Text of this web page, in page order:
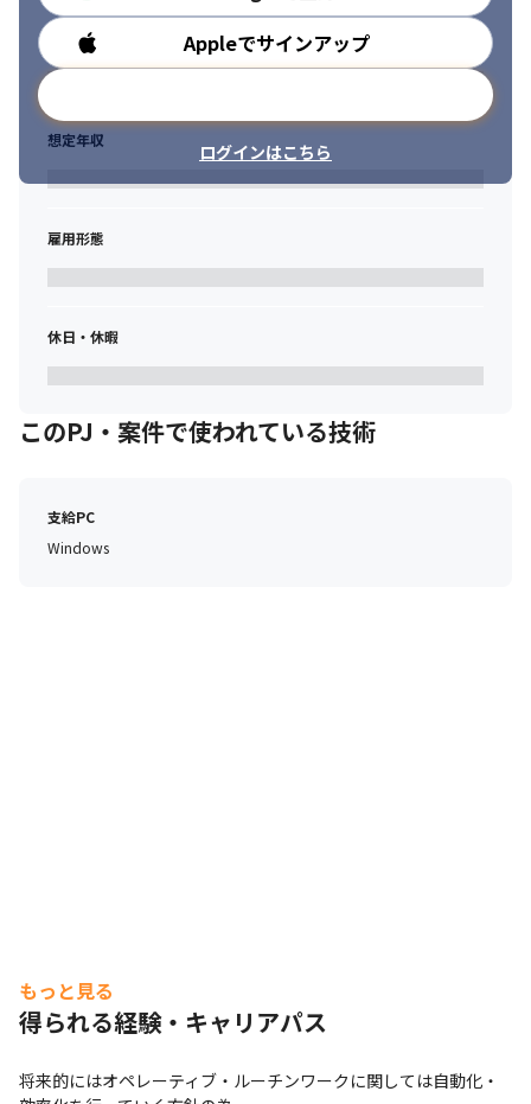
Appleでサインアップ
ログインはこちら
勤務時間
想定年収
雇用形態
休日・休暇
このPJ・案件で使われている技術
支給PC
Windows
もっと見る
得られる経験・キャリアパス
将来的にはオペレーティブ・ルーチンワークに関しては自動化・